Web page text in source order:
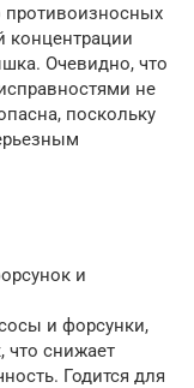
противоизносных
концентрации
Очевидно, что
не
поскольку
и
и форсунки,
что снижает
Годится для